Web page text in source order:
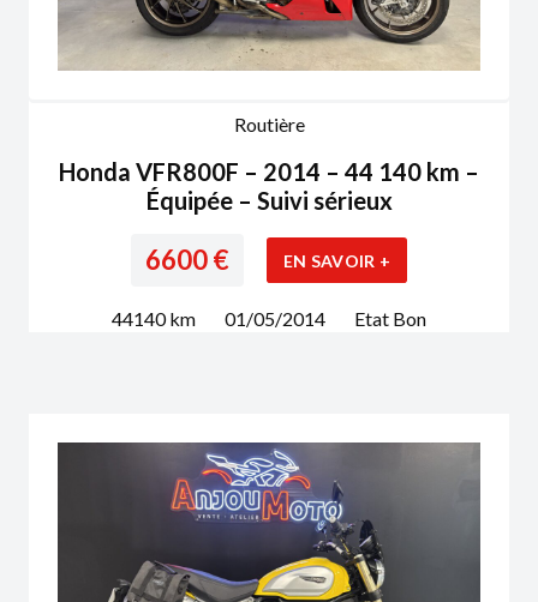
Routière
Honda VFR800F – 2014 – 44 140 km –
Équipée – Suivi sérieux
6600€ EN SAVOIR +
44140km 01/05/2014 Etat Bon